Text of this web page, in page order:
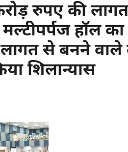
रुपए की लागत
मल्टीपर्पज हॉल
से बनने वाले
शिलान्यास